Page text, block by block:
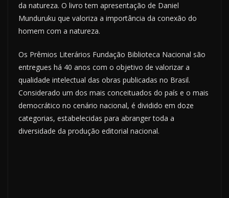
da natureza. O livro tem apresentação de Daniel
Munduruku que valoriza a importância da conexão do
homem com a natureza.
Os Prêmios Literários Fundação Biblioteca Nacional são
entregues há 40 anos com o objetivo de valorizar a
qualidade intelectual das obras publicadas no Brasil.
Considerado um dos mais conceituados do país e o mais
democrático no cenário nacional, é dividido em doze
categorias, estabelecidas para abranger toda a
diversidade da produção editorial nacional.